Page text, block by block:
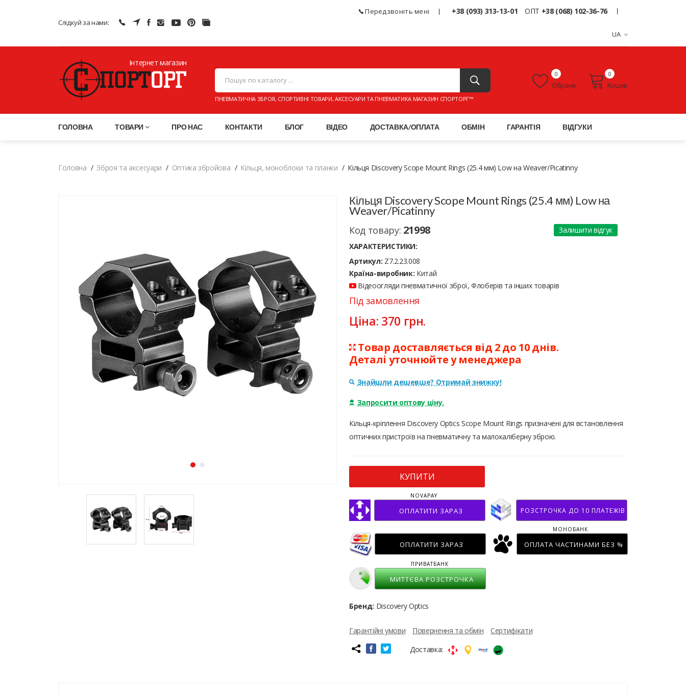
Слідкуй за нами:
Передзвоніть мені +38 (093) 313-13-01 ОПТ +38 (068) 102-36-76
UA
Інтернет магазин
ПНЕВМАТИЧНА ЗБРОЯ, СПОРТИВНІ ТОВАРИ, АКСЕСУАРИ ТА ПНЕВМАТИКА МАГАЗИН СПОРТОРГ™
Обране
0
Кошик
0
ГОЛОВНА ТОВАРИ ПРО НАС КОНТАКТИ БЛОГ ВІДЕО ДОСТАВКА/ОПЛАТА ОБМІН ГАРАНТІЯ ВІДГУКИ
Головна Зброя та аксесуари Оптика збройова Кільця, моноблоки та планки Кільця Discovery Scope Mount Rings (25.4 мм) Low на Weaver/Picatinny
Кільця Discovery Scope Mount Rings (25.4 мм) Low на
Weaver/Picatinny
Код товару: 21998
Залишити відгук
ХАРАКТЕРИСТИКИ:
Артикул: Z7.2.23.008
Країна-виробник: Китай
Відеоогляди пневматичної зброї, Флоберів та інших товарів
Під замовлення
Ціна: 370 грн.
Товар доставляється від 2 до 10 днів.
Деталі уточнюйте у менеджера
Знайшли дешевше? Отримай знижку!
Запросити оптову ціну.
Кільця-кріплення Discovery Optics Scope Mount Rings призначені для встановлення
оптичних пристроїв на пневматичну та малокаліберну зброю.
КУПИТИ
ОПЛАТИТИ ЗАРАЗ
NOVAPAY
РОЗСТРОЧКА ДО 10 ПЛАТЕЖІВ
ОПЛАТИТИ ЗАРАЗ ОПЛАТА ЧАСТИНАМИ БЕЗ %
МОНОБАНК
МИТТЄВА РОЗСТРОЧКА
ПРИВАТБАНК
Бренд: Discovery Optics
Гарантійні умови Повернення та обмін
Сертифікати
Доставка: